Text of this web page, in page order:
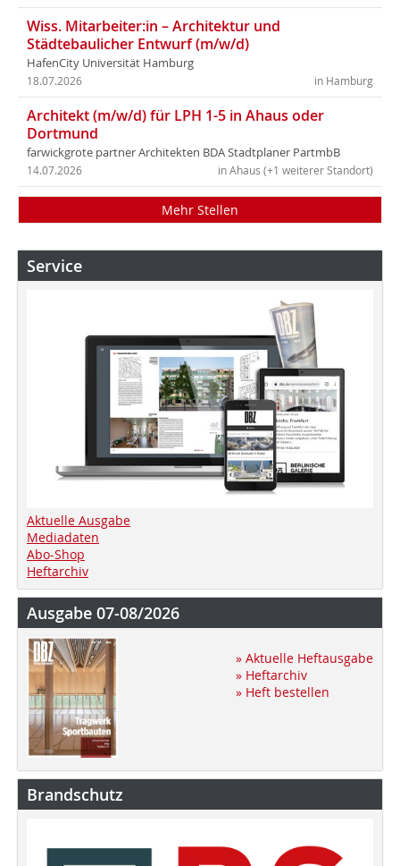
Wiss. Mitarbeiter:in – Architektur und
Städtebaulicher Entwurf (m/w/d)
HafenCity Universität Hamburg
in Hamburg
18.07.2026
Architekt (m/w/d) für LPH 1-5 in Ahaus oder
Dortmund
farwickgrote partner Architekten BDA Stadtplaner PartmbB
in Ahaus (+1 weiterer Standort)
14.07.2026
Mehr Stellen
Service
Aktuelle Ausgabe
Mediadaten
Abo-Shop
Heftarchiv
Ausgabe 07-08/2026
» Aktuelle Heftausgabe
» Heftarchiv
» Heft bestellen
Brandschutz